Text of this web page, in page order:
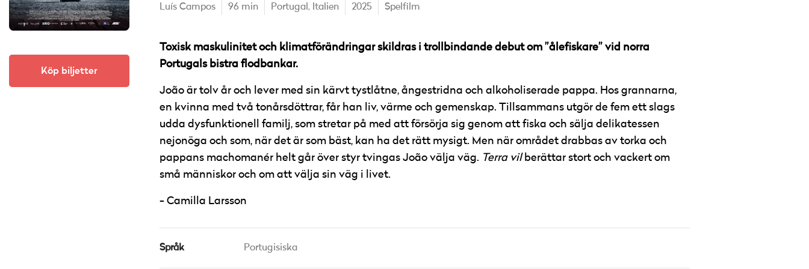
Köp biljetter
Luís Campos 96 min Portugal, Italien 2025 Spelfilm
Toxisk maskulinitet och klimatförändringar skildras i trollbindande debut om ”ålefiskare” vid norra
Portugals bistra flodbankar.
João är tolv år och lever med sin kärvt tystlåtne, ångestridna och alkoholiserade pappa. Hos grannarna,
en kvinna med två tonårsdöttrar, får han liv, värme och gemenskap. Tillsammans utgör de fem ett slags
udda dysfunktionell familj, som stretar på med att försörja sig genom att fiska och sälja delikatessen
nejonöga och som, när det är som bäst, kan ha det rätt mysigt. Men när området drabbas av torka och
pappans machomanér helt går över styr tvingas João välja väg. Terra vilberättar stort och vackert om
små människor och om att välja sin väg i livet.
Camilla Larsson
Språk Portugisiska